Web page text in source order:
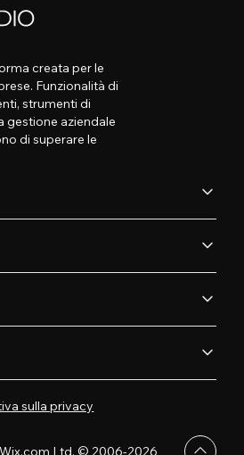
creata per le
Funzionalità di
strumenti di
gestione aziendale
di superare le
sulla privacy
Ltd. © 2006-2026